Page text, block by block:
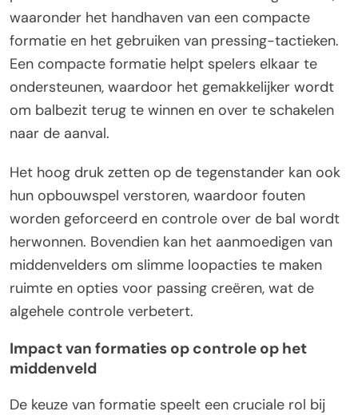
waaronder het handhaven van een compacte
formatie en het gebruiken van pressing-tactieken.
Een compacte formatie helpt spelers elkaar te
ondersteunen, waardoor het gemakkelijker wordt
om balbezit terug te winnen en over te schakelen
naar de aanval.
Het hoog druk zetten op de tegenstander kan ook
hun opbouwspel verstoren, waardoor fouten
worden geforceerd en controle over de bal wordt
herwonnen. Bovendien kan het aanmoedigen van
middenvelders om slimme loopacties te maken
ruimte en opties voor passing creëren, wat de
algehele controle verbetert.
Impact van formaties op controle op het
middenveld
De keuze van formatie speelt een cruciale rol bij